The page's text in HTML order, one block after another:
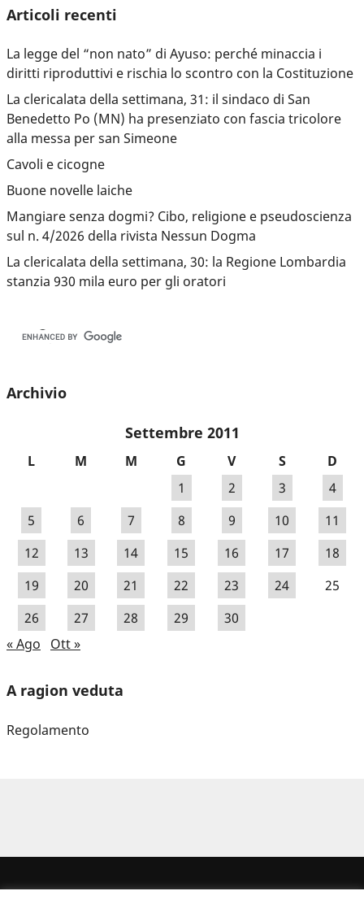
Articoli recenti
La legge del “non nato” di Ayuso: perché minaccia i
diritti riproduttivi e rischia lo scontro con la Costituzione
La clericalata della settimana, 31: il sindaco di San
Benedetto Po (MN) ha presenziato con fascia tricolore
alla messa per san Simeone
Cavoli e cicogne
Buone novelle laiche
Mangiare senza dogmi? Cibo, religione e pseudoscienza
sul n. 4/2026 della rivista Nessun Dogma
La clericalata della settimana, 30: la Regione Lombardia
stanzia 930 mila euro per gli oratori
Archivio
Settembre 2011
L M M G V S
D
1
2 3
4
5
6 7 8 9 10
11
12
13 14 15 16 17
18
19
20 21 22 23 24
25
26
27 28 29
30
« Ago
Ott »
A ragion veduta
Regolamento